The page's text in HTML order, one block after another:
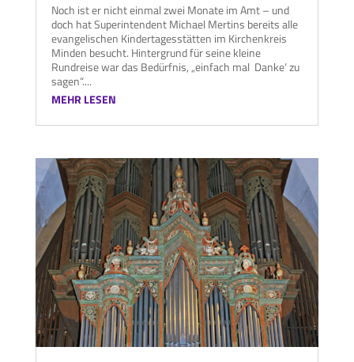
Noch ist er nicht einmal zwei Monate im Amt – und
doch hat Superintendent Michael Mertins bereits alle
evangelischen Kindertagesstätten im Kirchenkreis
Minden besucht. Hintergrund für seine kleine
Rundreise war das Bedürfnis, „einfach mal ‚Danke‘ zu
sagen“....
MEHR LESEN